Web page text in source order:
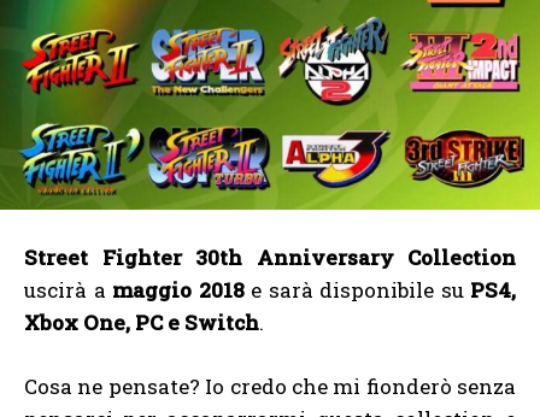
Street Fighter 30th Anniversary Collection
uscirà a maggio 2018e sarà disponibile su PS4,
Xbox One, PC e Switch.
Cosa ne pensate? Io credo che mi fionderò senza